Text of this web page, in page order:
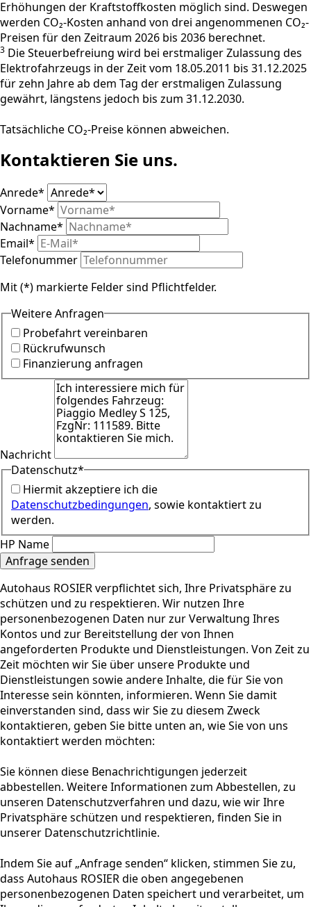
Erhöhungen der Kraftstoffkosten möglich sind. Deswegen
werden CO₂-Kosten anhand von drei angenommenen CO₂-
Preisen für den Zeitraum 2026 bis 2036 berechnet.
3 Die Steuerbefreiung wird bei erstmaliger Zulassung des
Elektrofahrzeugs in der Zeit vom 18.05.2011 bis 31.12.2025
für zehn Jahre ab dem Tag der erstmaligen Zulassung
gewährt, längstens jedoch bis zum 31.12.2030.
Tatsächliche CO₂-Preise können abweichen.
Kontaktieren Sie uns.
Anrede*
Vorname*
Nachname*
Email*
Telefonummer
Mit (*) markierte Felder sind Pflichtfelder.
Weitere Anfragen
Probefahrt vereinbaren
Rückrufwunsch
Finanzierung anfragen
Nachricht
Datenschutz*
Hiermit akzeptiere ich die
Datenschutzbedingungen, sowie kontaktiert zu
werden.
HP Name
Anfrage senden
Autohaus ROSIER verpflichtet sich, Ihre Privatsphäre zu
schützen und zu respektieren. Wir nutzen Ihre
personenbezogenen Daten nur zur Verwaltung Ihres
Kontos und zur Bereitstellung der von Ihnen
angeforderten Produkte und Dienstleistungen. Von Zeit zu
Zeit möchten wir Sie über unsere Produkte und
Dienstleistungen sowie andere Inhalte, die für Sie von
Interesse sein könnten, informieren. Wenn Sie damit
einverstanden sind, dass wir Sie zu diesem Zweck
kontaktieren, geben Sie bitte unten an, wie Sie von uns
kontaktiert werden möchten:
Sie können diese Benachrichtigungen jederzeit
abbestellen. Weitere Informationen zum Abbestellen, zu
unseren Datenschutzverfahren und dazu, wie wir Ihre
Privatsphäre schützen und respektieren, finden Sie in
unserer Datenschutzrichtlinie.
Indem Sie auf „Anfrage senden“ klicken, stimmen Sie zu,
dass Autohaus ROSIER die oben angegebenen
personenbezogenen Daten speichert und verarbeitet, um